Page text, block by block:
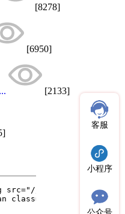
[8278]
[6950]
[2133]
客服
小程序